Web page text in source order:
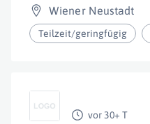
Wiener Neustadt
Teilzeit/geringfügig
vor 30+ T